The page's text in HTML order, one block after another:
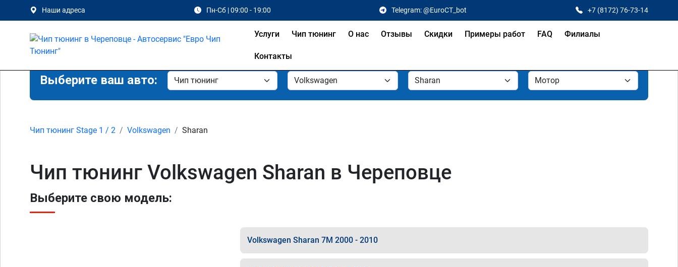
Наши адреса Пн-Сб | 09:00 - 19:00 Telegram: @EuroCT_bot +7 (8172) 76-73-14
Услуги Чип тюнинг О нас Отзывы Скидки Примеры работ FAQ Филиалы
Контакты
Выберите ваш авто:
Чип тюнинг Stage 1 / 2 Volkswagen Sharan
Чип тюнинг Volkswagen Sharan в Череповце
Выберите свою модель:
Volkswagen Sharan 7M 2000 - 2010